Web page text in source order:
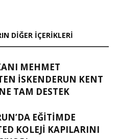
DIĞER İÇERIKLERI
MEHMET
İSKENDERUN KENT
TAM DESTEK
EĞITIMDE
KOLEJI KAPILARINI